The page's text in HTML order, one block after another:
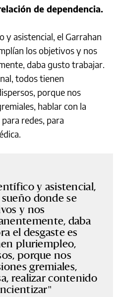
de dependencia.
y asistencial, el Garrahan
los objetivos y nos
daba gusto trabajar.
todos tienen
porque nos
hablar con la
redes, para
y asistencial,
donde se
y nos
daba
el desgaste es
pluriempleo,
porque nos
gremiales,
realizar contenido